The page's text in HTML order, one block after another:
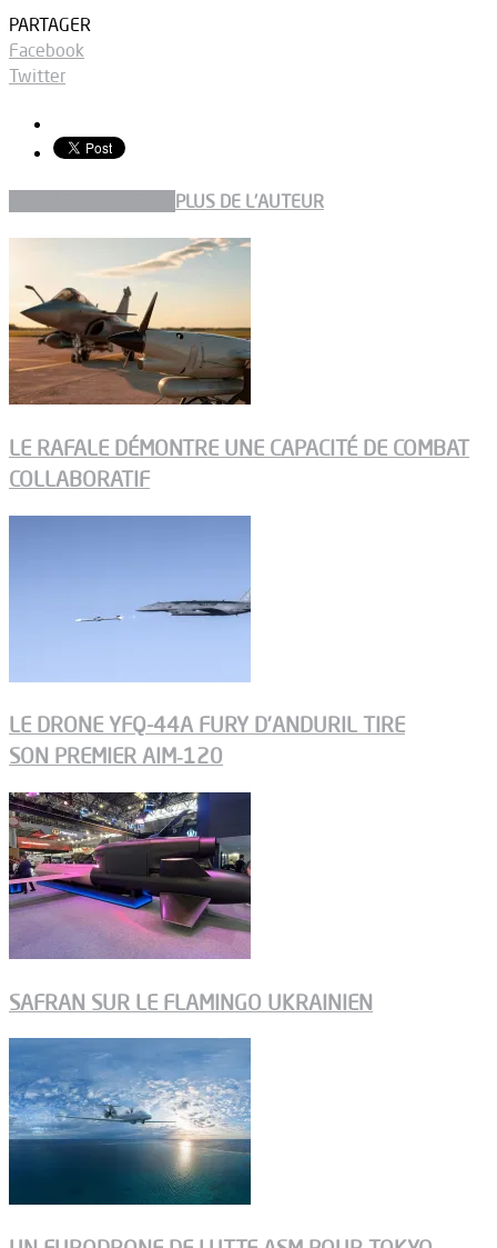
PARTAGER
Facebook
Twitter
PLUS DE L'AUTEUR
LE RAFALE DÉMONTRE UNE CAPACITÉ DE COMBAT
COLLABORATIF
LE DRONE YFQ-44A FURY D’ANDURIL TIRE
SON PREMIER AIM‑120
SAFRAN SUR LE FLAMINGO UKRAINIEN